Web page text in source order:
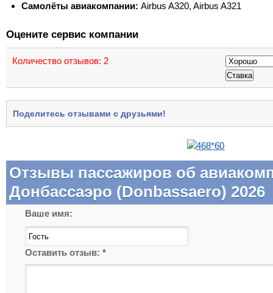
Самолёты авиакомпании: Airbus A320, Airbus A321
Оцените сервис компании
Количество отзывов: 2
Поделитесь отзывами с друзьями!
Отзывы пассажиров об
Донбассаэро (Donbassaero) 2026
Ваше имя:
Оставить отзыв: *